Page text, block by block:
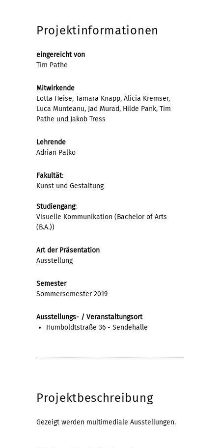
Projektinformationen
eingereicht von
Tim Pathe
Mitwirkende
Lotta Heise, Tamara Knapp, Alicia Kremser,
Luca Munteanu, Jad Murad, Hilde Pank, Tim
Pathe und Jakob Tress
Lehrende
Adrian Palko
Fakultät:
Kunst und Gestaltung
Studiengang:
Visuelle Kommunikation (Bachelor of Arts
(B.A.))
Art der Präsentation
Ausstellung
Semester
Sommersemester 2019
Ausstellungs- / Veranstaltungsort
Humboldtstraße 36 - Sendehalle
Projektbeschreibung
Gezeigt werden multimediale Ausstellungen.